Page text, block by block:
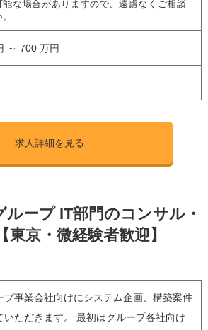
能な場合がありますので、遠慮なくご相談
～ 700 万円
求人詳細を見る
ループ IT部門のコンサル・
京・微経験者歓迎】
プ事業会社向けにシステム企画、構築案件
いただきます。 最初はグループ各社向け